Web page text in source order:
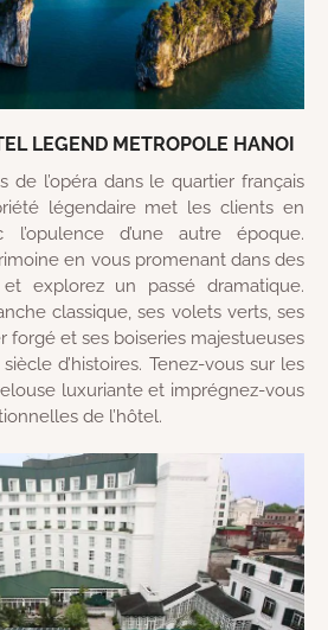
LEGEND METROPOLE HANOI
de l’opéra dans le quartier français
légendaire met les clients en
d’une autre époque.
en vous promenant dans des
explorez un passé dramatique.
classique, ses volets verts, ses
forgé et ses boiseries majestueuses
d’histoires. Tenez-vous sur les
luxuriante et imprégnez-vous
de l’hôtel.